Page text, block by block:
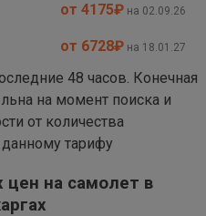
от 4175₽ на 02.09.26
от 6728₽ на 18.01.27
48 часов. Конечная
на момент поиска и
от количества
тарифу
цен на самолет в